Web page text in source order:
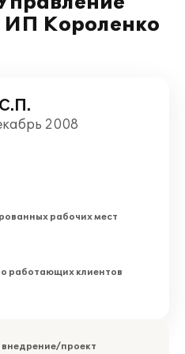
ИП Короленко
2008
рабочих мест
работающих клиентов
проект